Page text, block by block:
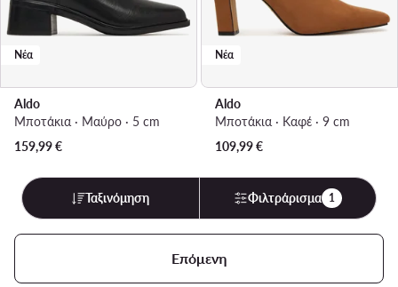
Νέα
Aldo
Μποτάκια · Μαύρο · 5 cm
159,99€
Νέα
Aldo
Μποτάκια · Καφέ · 9 cm
109,99€
Ταξινόμηση Φιλτράρισμα 1
Επόμενη